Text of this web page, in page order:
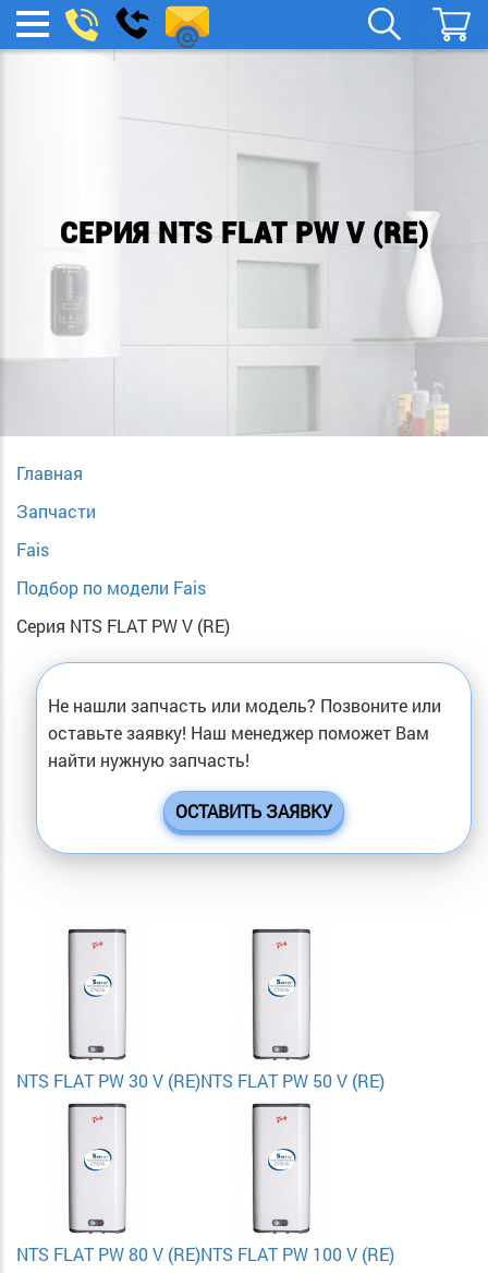
МЕНЮ
boylera@yandex.ru
Заказать
звонок
СЕРИЯ NTS FLAT PW V (RE)
Главная
Запчасти
Fais
Подбор по модели Fais
Серия NTS FLAT PW V (RE)
Не нашли запчасть или модель? Позвоните или
оставьте заявку! Наш менеджер поможет Вам
найти нужную запчасть!
ОСТАВИТЬ ЗАЯВКУ
NTS FLAT PW 30 V (RE)NTS FLAT PW 50 V (RE)
NTS FLAT PW 80 V (RE)NTS FLAT PW 100 V (RE)